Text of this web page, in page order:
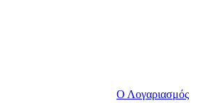
Ο Λογαριασμός